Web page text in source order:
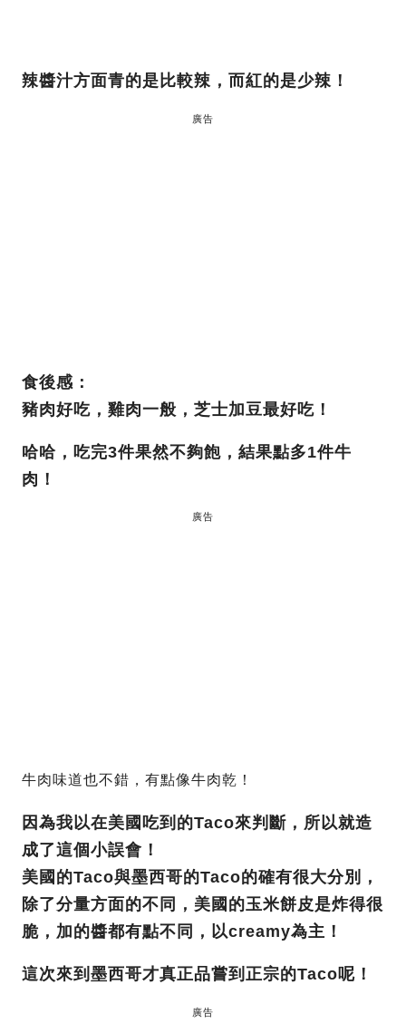
辣醬汁方面青的是比較辣，而紅的是少辣！
廣告
食後感：
豬肉好吃，雞肉一般，芝士加豆最好吃！
哈哈，吃完3件果然不夠飽，結果點多1件牛
肉！
廣告
牛肉味道也不錯，有點像牛肉乾！
因為我以在美國吃到的Taco來判斷，所以就造
成了這個小誤會！
美國的Taco與墨西哥的Taco的確有很大分別，
除了分量方面的不同，美國的玉米餅皮是炸得很
脆，加的醬都有點不同，以creamy為主！
這次來到墨西哥才真正品嘗到正宗的Taco呢！
廣告